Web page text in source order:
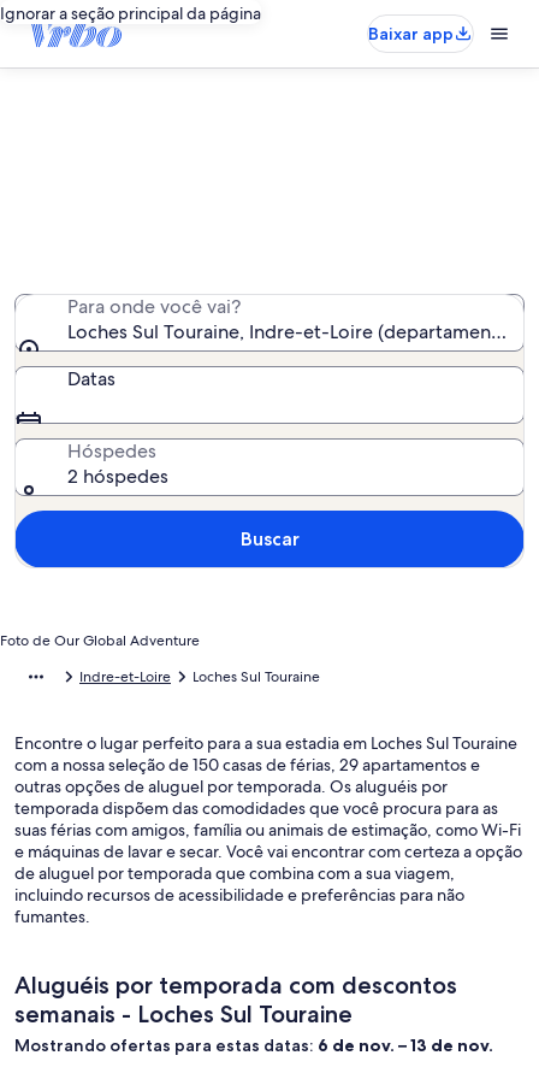
Ignorar a seção principal da página
Baixar app
Foto de Our Global Adventure
Para onde você vai?
Loches Sul Touraine, Indre-et-Loire (departamento),
Datas
Hóspedes
2 hóspedes
Buscar
Indre-et-Loire Loches Sul Touraine
Encontre o lugar perfeito para a sua estadia em Loches Sul Touraine
com a nossa seleção de 150 casas de férias, 29 apartamentos e
outras opções de aluguel por temporada. Os aluguéis por
temporada dispõem das comodidades que você procura para as
suas férias com amigos, família ou animais de estimação, como Wi-Fi
e máquinas de lavar e secar. Você vai encontrar com certeza a opção
de aluguel por temporada que combina com a sua viagem,
incluindo recursos de acessibilidade e preferências para não
fumantes.
Aluguéis por temporada com descontos
semanais - Loches Sul Touraine
Mostrando ofertas para estas datas: 6 de nov. – 13 de nov.